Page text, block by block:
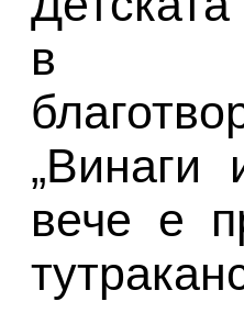
в
вече е